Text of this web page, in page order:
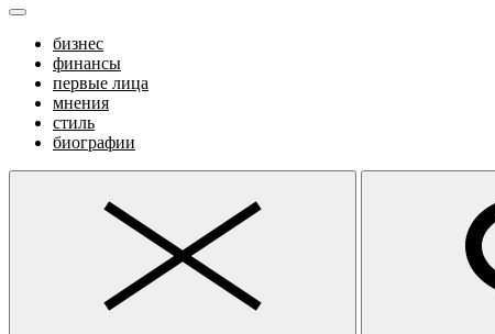
бизнес
финансы
первые лица
мнения
стиль
биографии